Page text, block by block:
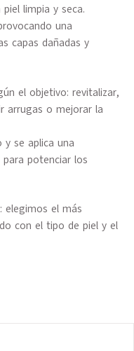
limpia y seca.
una
capas dañadas y
el objetivo: revitalizar,
arrugas o mejorar la
y se aplica una
potenciar los
: elegimos el más
con el tipo de piel y el